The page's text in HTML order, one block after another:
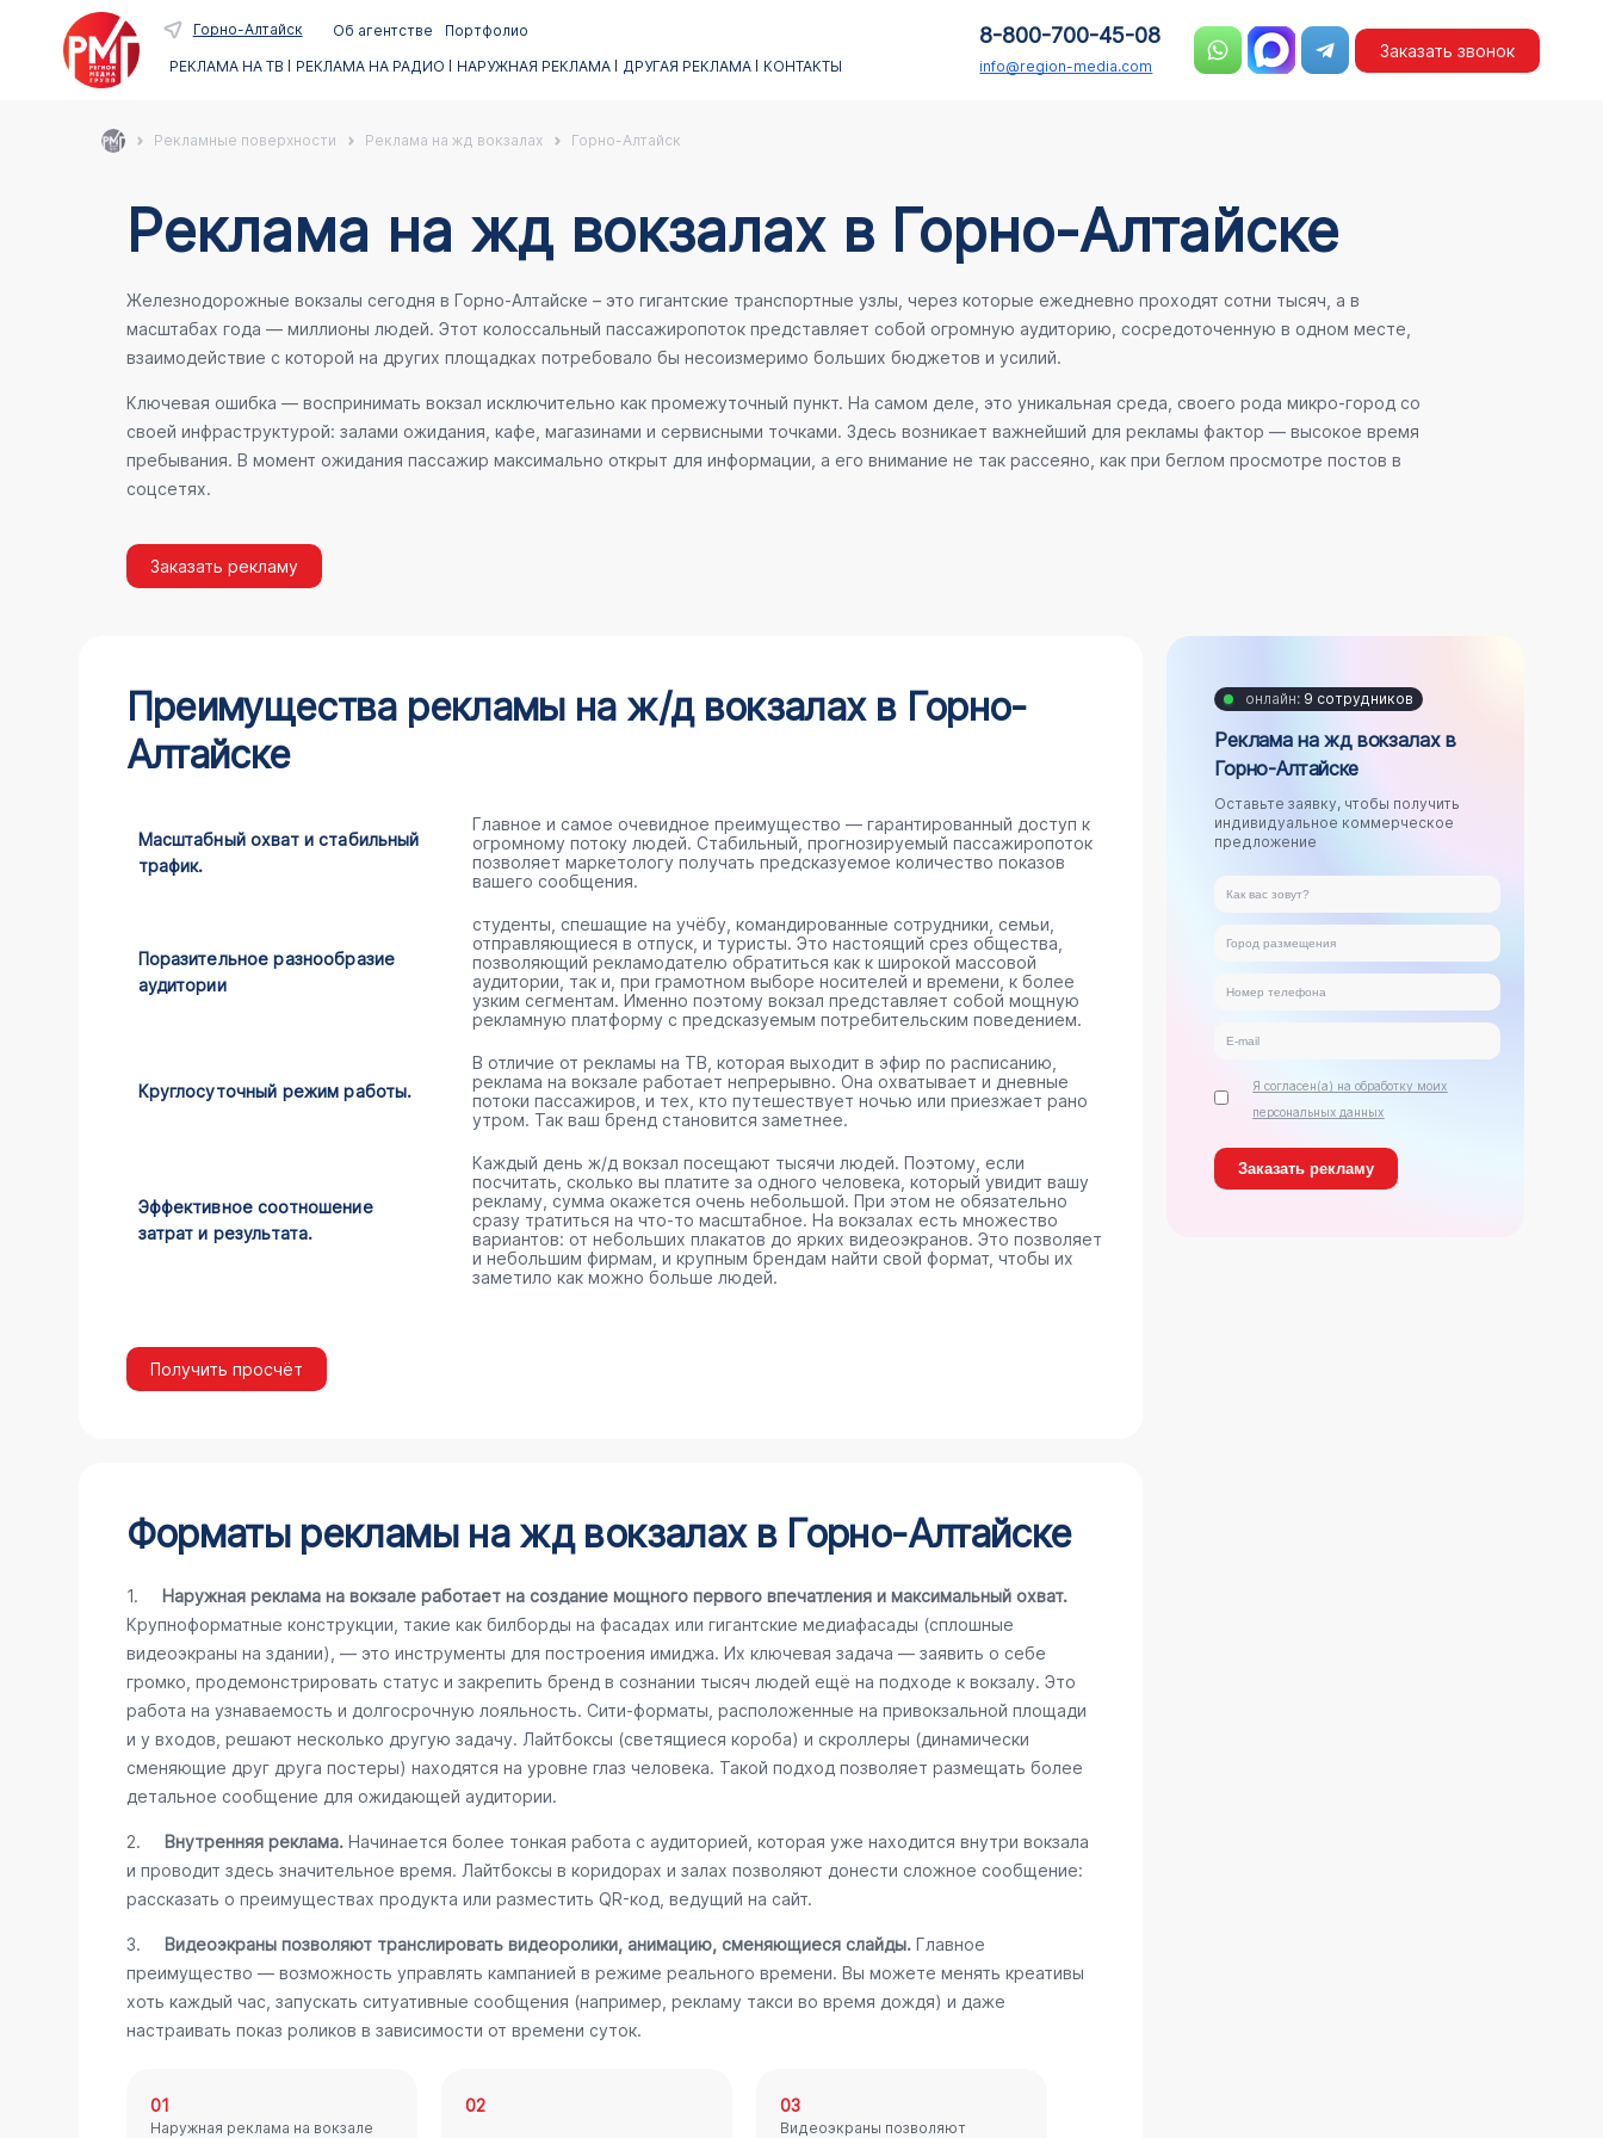
Горно-Алтайск Об агентстве
Портфолио
РЕКЛАМА НА ТВ
РЕКЛАМА НА РАДИО НАРУЖНАЯ РЕКЛАМА ДРУГАЯ РЕКЛАМА КОНТАКТЫ
8-800-700-45-08
info@region-media.com
Заказать звонок
Рекламные поверхности Реклама на жд вокзалах Горно-Алтайск
Реклама на жд вокзалах в Горно-Алтайске
Железнодорожные вокзалы сегодня в Горно-Алтайске – это гигантские транспортные узлы, через которые ежедневно проходят сотни тысяч, а в
масштабах года — миллионы людей. Этот колоссальный пассажиропоток представляет собой огромную аудиторию, сосредоточенную в одном месте,
взаимодействие с которой на других площадках потребовало бы несоизмеримо больших бюджетов и усилий.
Ключевая ошибка — воспринимать вокзал исключительно как промежуточный пункт. На самом деле, это уникальная среда, своего рода микро-город со
своей инфраструктурой: залами ожидания, кафе, магазинами и сервисными точками. Здесь возникает важнейший для рекламы фактор — высокое время
пребывания. В момент ожидания пассажир максимально открыт для информации, а его внимание не так рассеяно, как при беглом просмотре постов в
соцсетях.
Заказать рекламу
Преимущества рекламы на ж/д вокзалах в Горно-
Алтайске
Масштабный охват и стабильный
трафик.
Главное и самое очевидное преимущество — гарантированный доступ к
огромному потоку людей. Стабильный, прогнозируемый пассажиропоток
позволяет маркетологу получать предсказуемое количество показов
вашего сообщения.
Поразительное разнообразие
аудитории
студенты, спешащие на учёбу, командированные сотрудники, семьи,
отправляющиеся в отпуск, и туристы. Это настоящий срез общества,
позволяющий рекламодателю обратиться как к широкой массовой
аудитории, так и, при грамотном выборе носителей и времени, к более
узким сегментам. Именно поэтому вокзал представляет собой мощную
рекламную платформу с предсказуемым потребительским поведением.
Круглосуточный режим работы.
В отличие от рекламы на ТВ, которая выходит в эфир по расписанию,
реклама на вокзале работает непрерывно. Она охватывает и дневные
потоки пассажиров, и тех, кто путешествует ночью или приезжает рано
утром. Так ваш бренд становится заметнее.
Эффективное соотношение
затрат и результата.
Каждый день ж/д вокзал посещают тысячи людей. Поэтому, если
посчитать, сколько вы платите за одного человека, который увидит вашу
рекламу, сумма окажется очень небольшой. При этом не обязательно
сразу тратиться на что-то масштабное. На вокзалах есть множество
вариантов: от небольших плакатов до ярких видеоэкранов. Это позволяет
и небольшим фирмам, и крупным брендам найти свой формат, чтобы их
заметило как можно больше людей.
Получить просчёт
Форматы рекламы на жд вокзалах в Горно-Алтайске
1. Наружная реклама на вокзале работает на создание мощного первого впечатления и максимальный охват.
Крупноформатные конструкции, такие как билборды на фасадах или гигантские медиафасады (сплошные
видеоэкраны на здании), — это инструменты для построения имиджа. Их ключевая задача — заявить о себе
громко, продемонстрировать статус и закрепить бренд в сознании тысяч людей ещё на подходе к вокзалу. Это
работа на узнаваемость и долгосрочную лояльность. Сити-форматы, расположенные на привокзальной площади
и у входов, решают несколько другую задачу. Лайтбоксы (светящиеся короба) и скроллеры (динамически
сменяющие друг друга постеры) находятся на уровне глаз человека. Такой подход позволяет размещать более
детальное сообщение для ожидающей аудитории.
2. Внутренняя реклама. Начинается более тонкая работа с аудиторией, которая уже находится внутри вокзала
и проводит здесь значительное время. Лайтбоксы в коридорах и залах позволяют донести сложное сообщение:
рассказать о преимуществах продукта или разместить QR-код, ведущий на сайт.
3. Видеоэкраны позволяют транслировать видеоролики, анимацию, сменяющиеся слайды.Главное
преимущество — возможность управлять кампанией в режиме реального времени. Вы можете менять креативы
хоть каждый час, запускать ситуативные сообщения (например, рекламу такси во время дождя) и даже
настраивать показ роликов в зависимости от времени суток.
01
Наружная реклама на вокзале
02 03
Видеоэкраны позволяют
онлайн: 9 сотрудников
Реклама на жд вокзалах в
Горно-Алтайске
Оставьте заявку, чтобы получить
индивидуальное коммерческое
предложение
Я согласен(а) на обработку моих
персональных данных